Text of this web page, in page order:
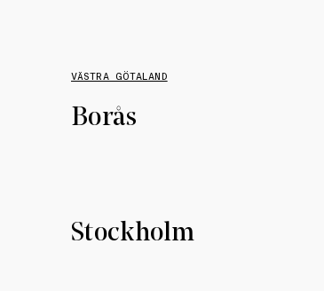
VÄSTRA GÖTALAND
Borås
Stockholm